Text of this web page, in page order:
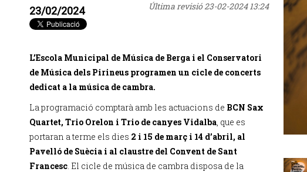
Última revisió23-02-2024 13:24
23/02/2024
L’Escola Municipal de Música de Berga i el Conservatori
de Música dels Pirineus programen un cicle de concerts
dedicat a la música de cambra.
La programació comptarà amb les actuacions de BCN Sax
Quartet, Trio Orelon i Trio de canyes Vidalba, que es
portaran a terme els dies 2 i 15 de març i 14 d’abril, al
Pavelló de Suècia i al claustre del Convent de Sant
Francesc. El cicle de música de cambra disposa de la